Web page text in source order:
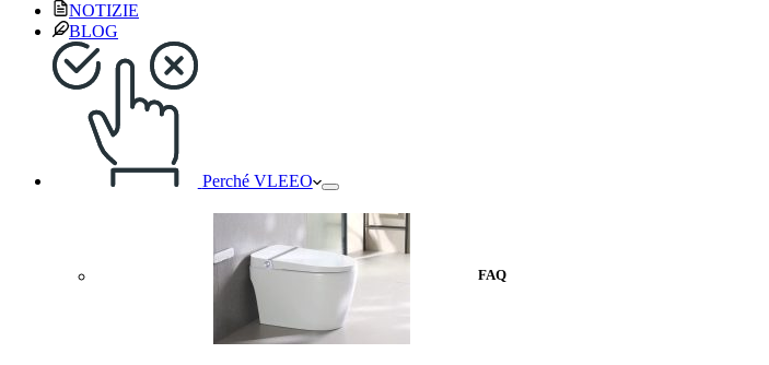
NOTIZIE
BLOG
Perché VLEEO
FAQ